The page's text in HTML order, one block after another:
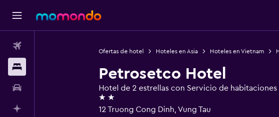
Ofertas de hotel Hoteles en Asia Hoteles en Vietnam
Petrosetco Hotel
Hotel de 2 estrellas con Servicio de habitaciones
2 estrellas
12 Truong Cong Dinh, Vung Tau